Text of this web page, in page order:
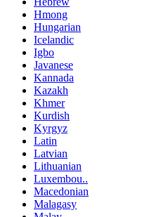
Hmong
Hungarian
Icelandic
Igbo
Javanese
Kannada
Kazakh
Khmer
Kurdish
Kyrgyz
Latin
Latvian
Lithuanian
Luxembou..
Macedonian
Malagasy